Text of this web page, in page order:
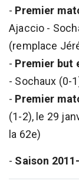
- Premier
Ajaccio -
(remplace
- Premier but
- Sochaux (0-
- Premier
(1-2), le 29
la 62e)
- Saison